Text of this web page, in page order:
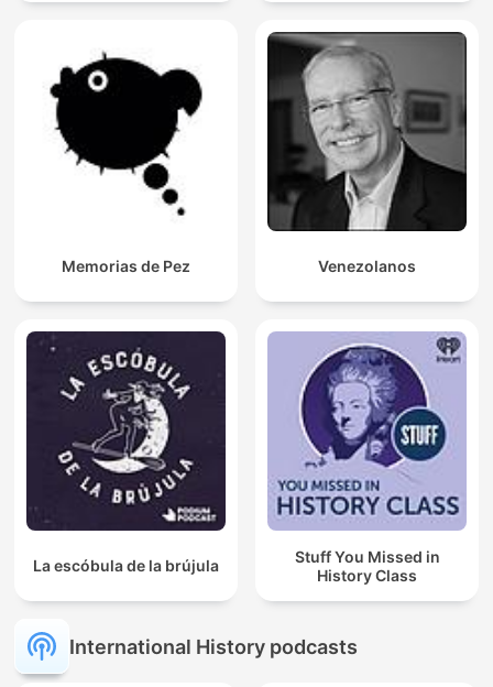
Memorias de Pez Venezolanos
La escóbula de la brújula
Stuff You Missed in
History Class
International History podcasts